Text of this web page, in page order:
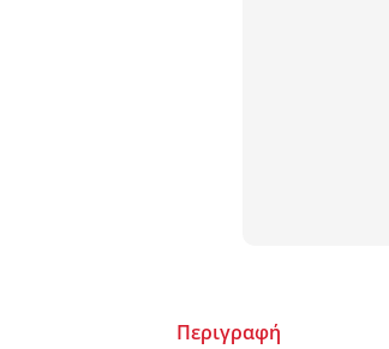
Περιγραφή